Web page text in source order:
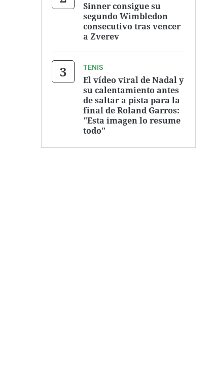
Sinner consigue su
segundo Wimbledon
consecutivo tras vencer
a Zverev
TENIS
El vídeo viral de Nadal y
su calentamiento antes
de saltar a pista para la
final de Roland Garros:
"Esta imagen lo resume
todo"